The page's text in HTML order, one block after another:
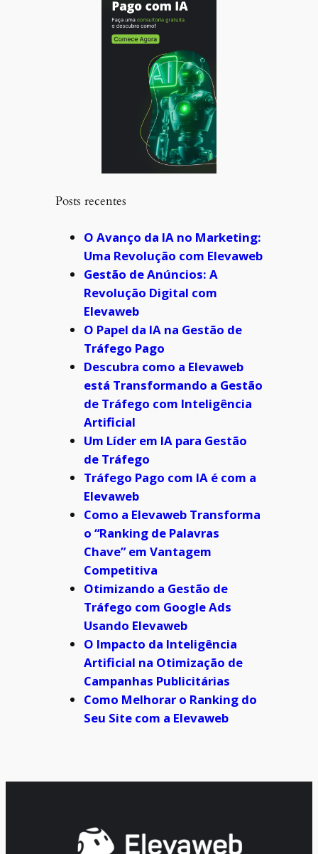
Posts recentes
O Avanço da IA no Marketing:
Uma Revolução com Elevaweb
Gestão de Anúncios: A
Revolução Digital com
Elevaweb
O Papel da IA na Gestão de
Tráfego Pago
Descubra como a Elevaweb
está Transformando a Gestão
de Tráfego com Inteligência
Artificial
Um Líder em IA para Gestão
de Tráfego
Tráfego Pago com IA é com a
Elevaweb
Como a Elevaweb Transforma
o “Ranking de Palavras
Chave” em Vantagem
Competitiva
Otimizando a Gestão de
Tráfego com Google Ads
Usando Elevaweb
O Impacto da Inteligência
Artificial na Otimização de
Campanhas Publicitárias
Como Melhorar o Ranking do
Seu Site com a Elevaweb